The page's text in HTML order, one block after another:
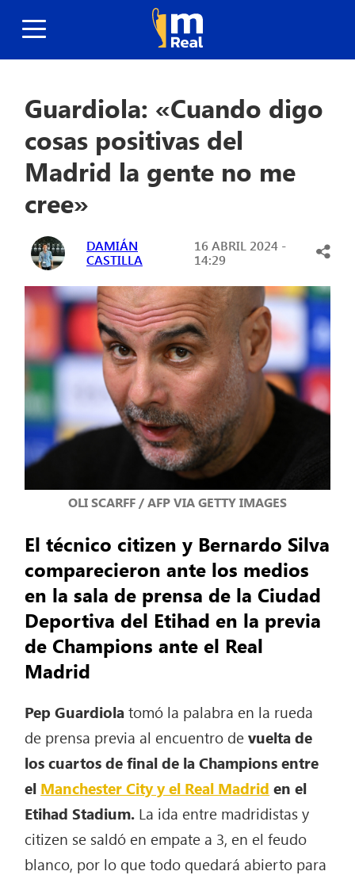
Guardiola: «Cuando digo
cosas positivas del
Madrid la gente no me
cree»
DAMIÁN
CASTILLA
16 ABRIL 2024 -
14:29
OLI SCARFF / AFP VIA GETTY IMAGES
El técnico citizen y Bernardo Silva
comparecieron ante los medios
en la sala de prensa de la Ciudad
Deportiva del Etihad en la previa
de Champions ante el Real
Madrid
Pep Guardiolatomó la palabra en la rueda
de prensa previa al encuentro devuelta de
los cuartos de final de la Champions entre
el Manchester City y el Real Madrid en el
Etihad Stadium. La ida entre madridistas y
citizen se saldó en empate a 3, en el feudo
blanco, por lo que todo quedará abierto para